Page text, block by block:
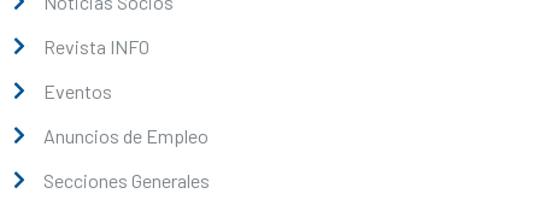
Revista INFO
Eventos
Anuncios de Empleo
Secciones Generales